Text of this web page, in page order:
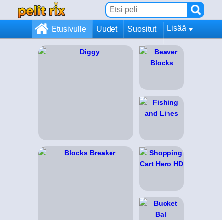
Etusivulle Uudet Suositut Lisää